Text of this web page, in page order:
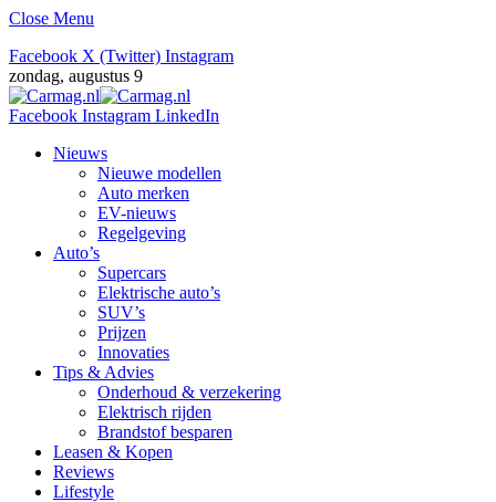
Close Menu
Facebook X (Twitter) Instagram
zondag, augustus 9
Facebook Instagram LinkedIn
Nieuws
Nieuwe modellen
Auto merken
EV-nieuws
Regelgeving
Auto’s
Supercars
Elektrische auto’s
SUV’s
Prijzen
Innovaties
Tips & Advies
Onderhoud & verzekering
Elektrisch rijden
Brandstof besparen
Leasen & Kopen
Reviews
Lifestyle